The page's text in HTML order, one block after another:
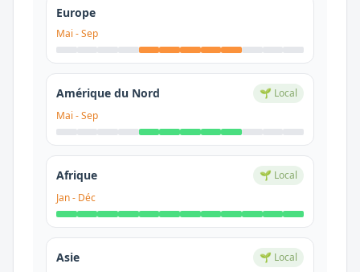
Europe
Mai -Sep
Amérique du Nord
🌱 Local
Mai -Sep
Afrique
🌱 Local
Jan- Déc
Asie
🌱 Local